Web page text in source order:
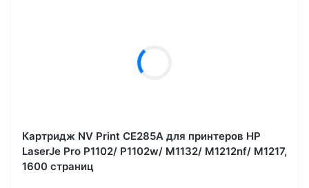
Картридж NV Print CE285A для принтеров HP
LaserJe Pro P1102/ P1102w/ M1132/ M1212nf/ М1217,
1600 страниц